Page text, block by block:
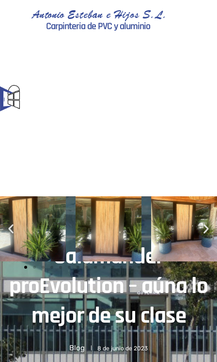
Antonio Esteban e Hijos S.L.
Carpinteria de PVC y aluminio
Salamander
proEvolution – aúna lo
mejor de su clase
Blog 8 de junio de 2023